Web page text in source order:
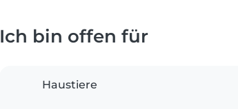
Ich bin offen für
Haustiere